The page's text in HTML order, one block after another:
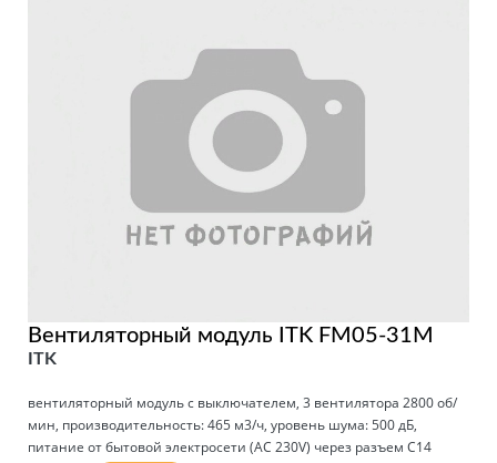
Вентиляторный модуль ITK FM05-31M
ITK
вентиляторный модуль с выключателем, 3 вентилятора 2800 об/
мин, производительность: 465 м3/ч, уровень шума: 500 дБ,
питание от бытовой электросети (AC 230V) через разъем C14